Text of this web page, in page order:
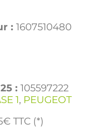
: 1607510480
: 105597222
1, PEUGEOT
TTC (*)